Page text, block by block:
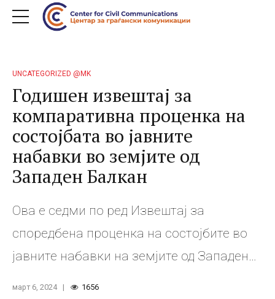
UNCATEGORIZED @MK
Годишен извештај за
компаративна проценка на
состојбата во јавните
набавки во земјите од
Западен Балкан
Ова е седми по ред Извештај за
споредбена проценка на состојбите во
јавните набавки на земјите од Западен
март 6, 2024 1656